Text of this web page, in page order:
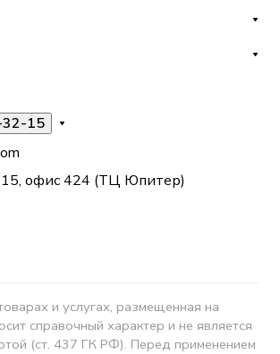
32-15
15, офис 424 (ТЦ Юпитер)
и услугах, размещенная на
справочный характер и не является
(ст. 437 ГК РФ). Перед применением